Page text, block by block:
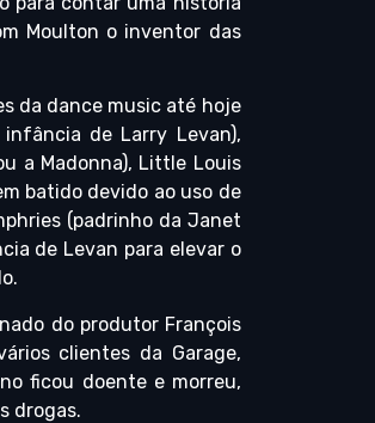
Moulton o inventor das
da dance music até hoje
de Larry Levan),
a Madonna), Little Louis
batido devido ao uso de
(padrinho da Janet
de Levan para elevar o
do produtor François
clientes da Garage,
ficou doente e morreu,
drogas.